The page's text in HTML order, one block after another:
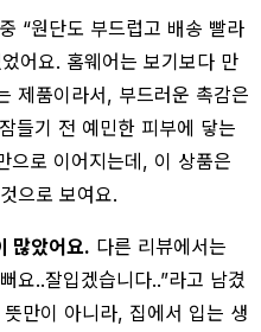
“원단도 부드럽고 배송 빨라
어요. 홈웨어는 보기보다 만
제품이라서, 부드러운 촉감은
들기 전 예민한 피부에 닿는
으로 이어지는데, 이 상품은
으로 보여요.
많았어요. 다른 리뷰에서는
요..잘입겠습니다..”라고 남겼
만이 아니라, 집에서 입는 생